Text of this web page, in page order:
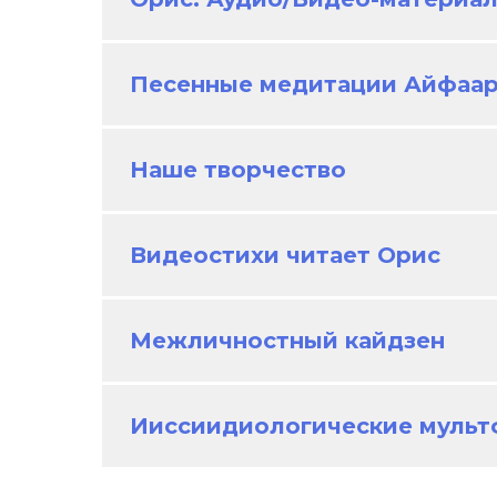
Песенные медитации
Наше творчество
Видеостихи читает Орис
Межличностный кайдзен
Ииссиидиологические